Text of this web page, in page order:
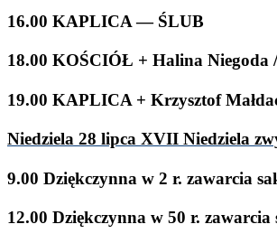
16.00 KAPLICA— ŚLUB
18.00 KOŚ­CIÓŁ + Halina Niegoda /​
19.00 KAPLICA + Krzysztof
Niedziela 28 lipca XVII Niedziela
9.00 Dziękczynna w 2 r. zawar­cia
12.00 Dziękczynna w 50 r. zawar­cia